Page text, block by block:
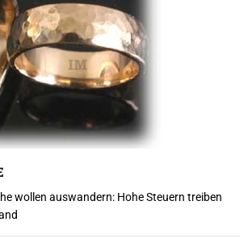
wollen auswandern: Hohe Steuern treiben